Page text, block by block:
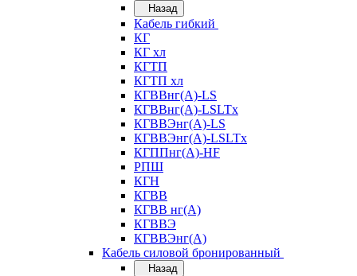
Назад
Кабель гибкий
КГ
КГ хл
КГТП
КГТП хл
КГВВнг(А)-LS
КГВВнг(А)-LSLTx
КГВВЭнг(А)-LS
КГВВЭнг(А)-LSLTx
КГППнг(А)-HF
РПШ
КГН
КГВВ
КГВВ нг(А)
КГВВЭ
КГВВЭнг(А)
Кабель силовой бронированный
Назад